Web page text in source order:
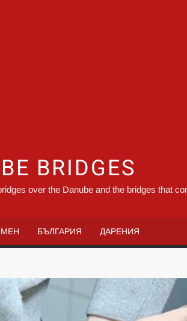
BRIDGES
over the Danube and the bridges that
МЕН БЪЛГАРИЯ ДАРЕНИЯ